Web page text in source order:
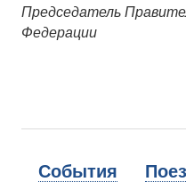
Председатель
Федерации
События